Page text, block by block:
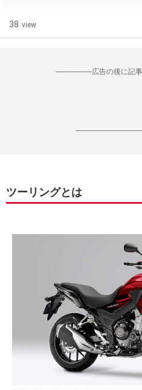
38 view
--------------------広告の後に記
ツーリングとは